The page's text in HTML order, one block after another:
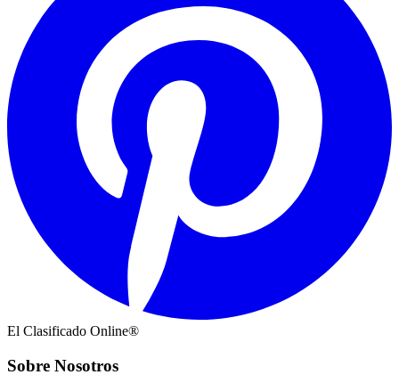
El Clasificado Online®
Sobre Nosotros